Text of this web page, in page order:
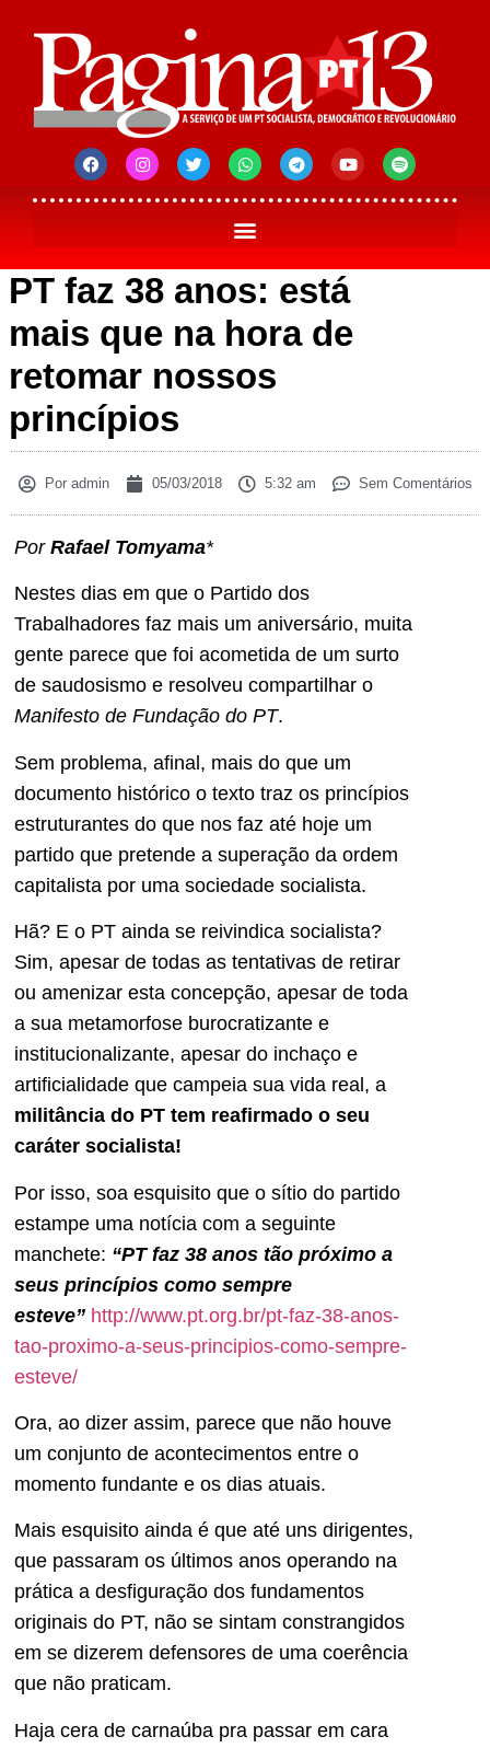
PT faz 38 anos: está
mais que na hora de
retomar nossos
princípios
Poradmin 05/03/2018 5:32 am Sem Comentários
Por Rafael Tomyama*
Nestes dias em que o Partido dos
Trabalhadores faz mais um aniversário, muita
gente parece que foi acometida de um surto
de saudosismo e resolveu compartilhar o
Manifesto de Fundação do PT.
Sem problema, afinal, mais do que um
documento histórico o texto traz os princípios
estruturantes do que nos faz até hoje um
partido que pretende a superação da ordem
capitalista por uma sociedade socialista.
Hã? E o PT ainda se reivindica socialista?
Sim, apesar de todas as tentativas de retirar
ou amenizar esta concepção, apesar de toda
a sua metamorfose burocratizante e
institucionalizante, apesar do inchaço e
artificialidade que campeia sua vida real, a
militância do PT tem reafirmado o seu
caráter socialista!
Por isso, soa esquisito que o sítio do partido
estampe uma notícia com a seguinte
manchete: “PT faz 38 anos tão próximo a
seus princípios como sempre
esteve” http://www.pt.org.br/pt-faz-38-anos-
tao-proximo-a-seus-principios-como-sempre-
esteve/
Ora, ao dizer assim, parece que não houve
um conjunto de acontecimentos entre o
momento fundante e os dias atuais.
Mais esquisito ainda é que até uns dirigentes,
que passaram os últimos anos operando na
prática a desfiguração dos fundamentos
originais do PT, não se sintam constrangidos
em se dizerem defensores de uma coerência
que não praticam.
Haja cera de carnaúba pra passar em cara